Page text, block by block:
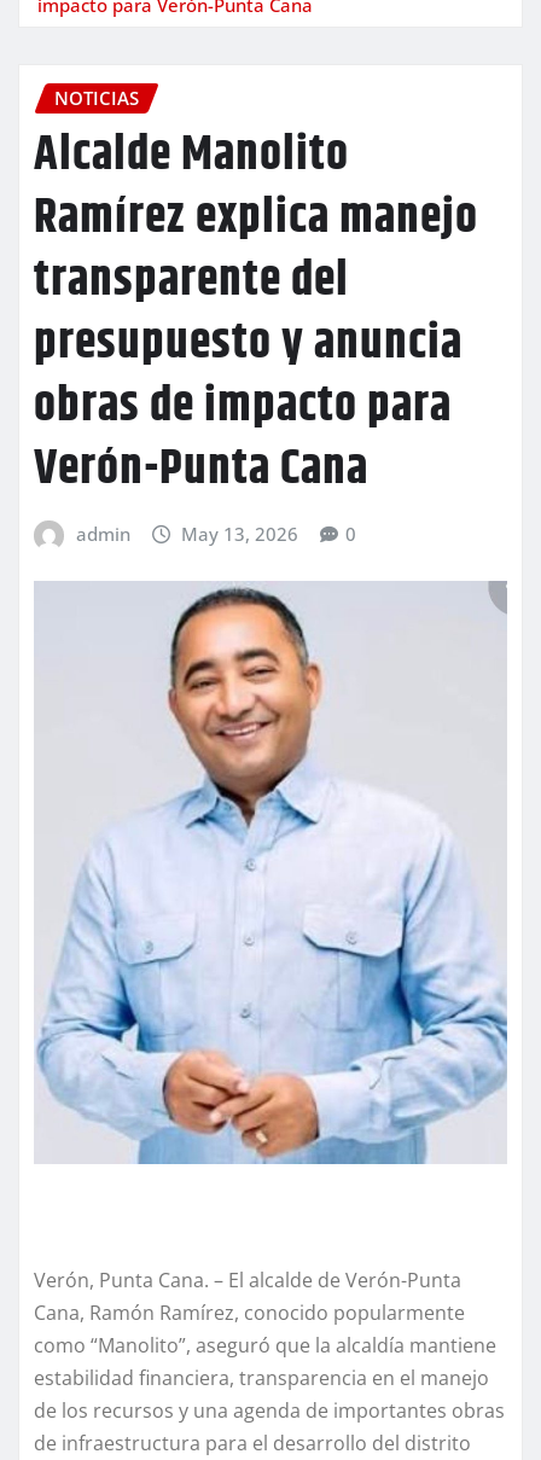
NOTICIAS
Alcalde Manolito
Ramírez explica manejo
transparente del
presupuesto y anuncia
obras de impacto para
Verón-Punta Cana
admin May 13, 2026 0
Verón, Punta Cana. – El alcalde de Verón-Punta
Cana, Ramón Ramírez, conocido popularmente
como “Manolito”, aseguró que la alcaldía mantiene
estabilidad financiera, transparencia en el manejo
de los recursos y una agenda de importantes obras
de infraestructura para el desarrollo del distrito